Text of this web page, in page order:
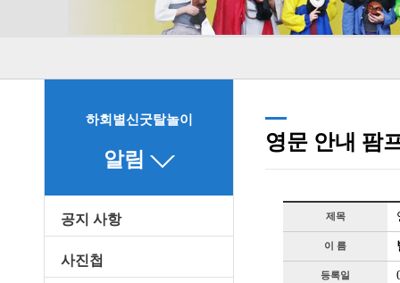
하회별신굿탈놀이
알림
공지 사항
사진첩
영문 안내 팜
제목
이 름
등록일